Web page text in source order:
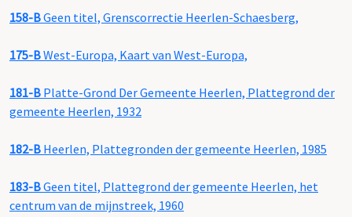
158-BGeen titel, Grenscorrectie Heerlen-Schaesberg,
175-BWest-Europa, Kaart van West-Europa,
181-B Platte-Grond Der Gemeente Heerlen, Plattegrond der
gemeente Heerlen, 1932
182-B Heerlen, Plattegronden der gemeente Heerlen, 1985
183-BGeen titel, Plattegrond der gemeente Heerlen, het
centrum van de mijnstreek, 1960